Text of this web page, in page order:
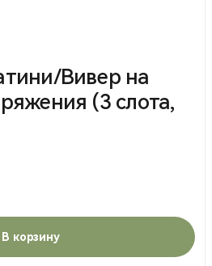
Вивер на
(3 слота,
В корзину